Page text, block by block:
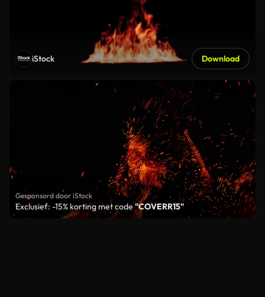
iStock Download
Gesponsord door iStock
Exclusief: -15% korting met code"COVERR15"